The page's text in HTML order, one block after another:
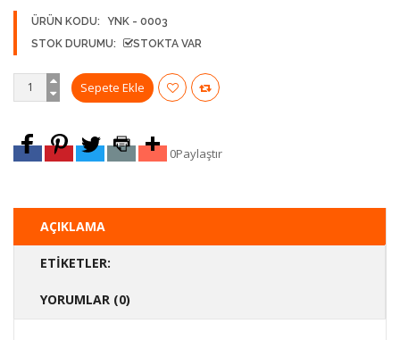
ÜRÜN KODU:
YNK - 0003
STOK DURUMU:
STOKTA VAR
0Paylaştır
AÇIKLAMA
ETIKETLER:
YORUMLAR (0)